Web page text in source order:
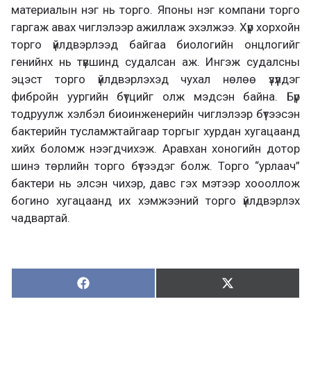
материалын нэг нь торго. Японы нэг компани торго
гаргаж авах чиглэлээр ажиллаж эхэлжээ. Хүр хорхойн
торго үйлдвэрлээд байгаа биологийн онцлогийг
генийнх нь түвшинд судалсан аж. Ингэж судалсны
эцэст торго үйлдвэрлэхэд чухал нөлөө үзүүлдэг
фибройн уургийн бүтцийг олж мэдсэн байна. Бүр
тодруулж хэлбэл биоинженерийн чиглэлээр бүтээсэн
бактерийн тусламжтайгаар торгыг хурдан хугацаанд
хийх боломж нээгдчихэж. Аравхан хоногийн дотор
шинэ төрлийн торго бүтээдэг болж. Торго “урлаач”
бактери нь элсэн чихэр, давс гэх мэтээр хоооллож
богино хугацаанд их хэмжээний торго үйлдвэрлэх
чадвартай.
Хуваалцах:
Х
у
Түгээх:
Т